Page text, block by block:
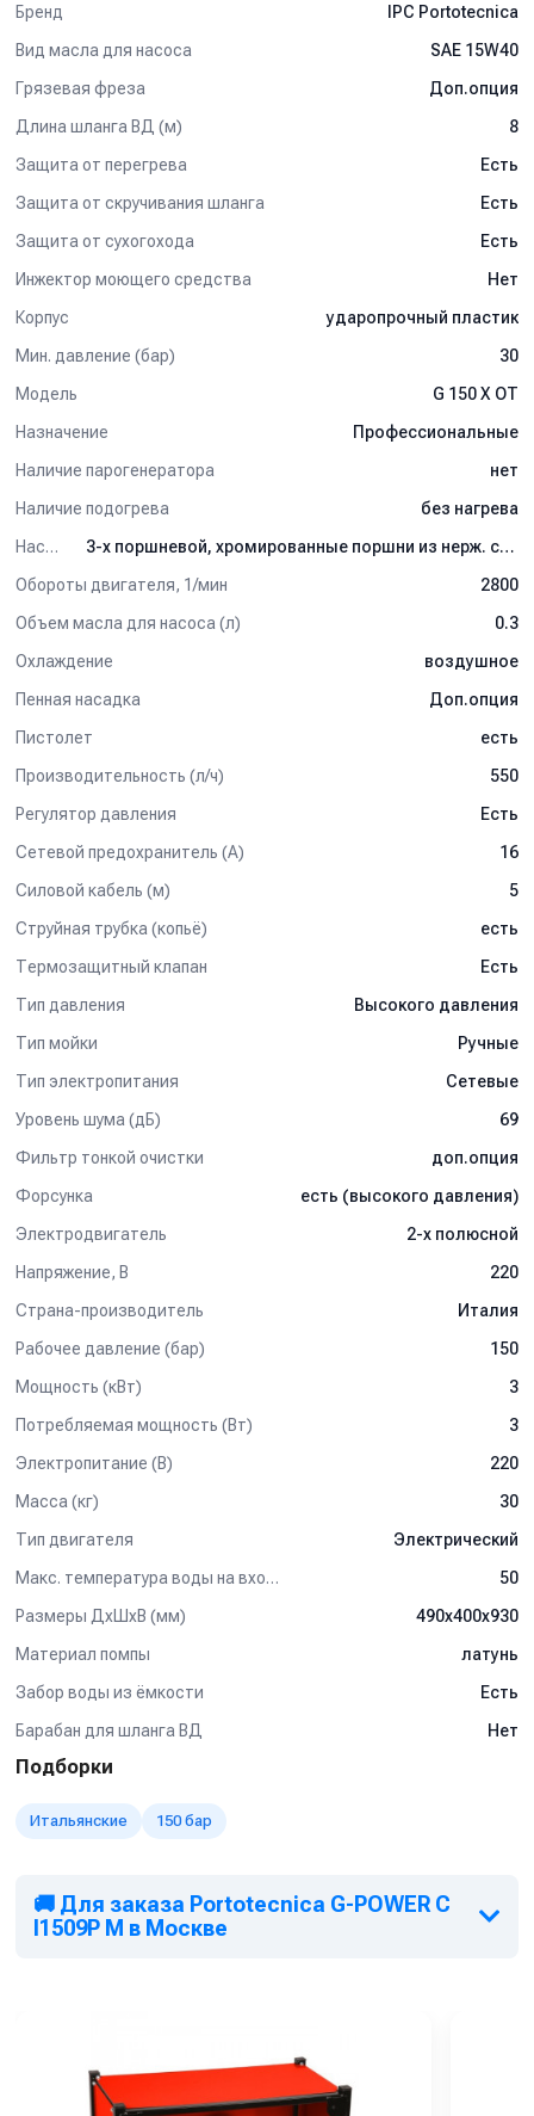
соединениями (8 м).
скручивания шланга.
- Струйная насадка с регулируемой головкой высокого/низкого
Дополнительные опции:
- Интегрированный барабан для сматывания шланга.
- Пескоструйная насадка.
- Насадка-гидрощетка.
- Пенообразователь (насадка с баком).
Мойка шасси.
Мойка двигателей.
Предварительная мойка на автоматических моечных линиях.
Решение общих задач чистки на промышленных, коммунальных
Видео-демонстрация возможностей аппарата
высокого давления IPC Portotecnica серии G-
POWER:
Бренд
IPC Portotecnica
Вид масла для насоса
SAE 15W40
Грязевая фреза
Доп.опция
Длина шланга ВД (м)
8
Защита от перегрева
Есть
Защита от скручивания шланга
Есть
Защита от сухогохода
Есть
Инжектор моющего средства
Нет
Корпус
ударопрочный пластик
Мин. давление (бар)
30
Модель
G 150 X OT
Назначение
Профессиональные
Наличие парогенератора
нет
Наличие подогрева
без нагрева
Насос
3-х поршневой, хромированные поршни из нерж. стали
Обороты двигателя, 1/мин
2800
Объем масла для насоса (л)
0.3
Охлаждение
воздушное
Пенная насадка
Доп.опция
Пистолет
есть
Производительность (л/ч)
550
Регулятор давления
Есть
Сетевой предохранитель (А)
16
Силовой кабель (м)
5
Струйная трубка (копьё)
есть
Термозащитный клапан
Есть
Тип давления
Высокого давления
Тип мойки
Ручные
Тип электропитания
Сетевые
Уровень шума (дБ)
69
Фильтр тонкой очистки
доп.опция
Форсунка
есть (высокого давления)
Электродвигатель
2-х полюсной
Напряжение, В
220
Страна-производитель
Италия
Рабочее давление (бар)
150
Мощность (кВт)
3
Потребляемая мощность (Вт)
3
Электропитание (В)
220
Масса (кг)
30
Тип двигателя
Электрический
Макс. температура воды на входе (°C)
50
Размеры ДхШхВ (мм)
490x400x930
Материал помпы
латунь
Забор воды из ёмкости
Есть
Барабан для шланга ВД
Нет
Подборки
Итальянские 150 бар
🚚 Для заказа Portotecnica G-POWER C
I1509P M в Москве